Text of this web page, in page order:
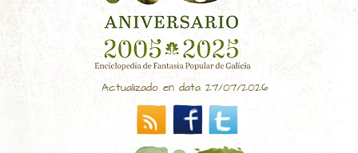
Actualizado en data 27/07/2026